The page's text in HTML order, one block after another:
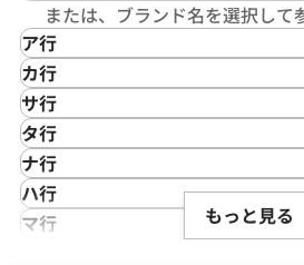
イデイト 40 228348RBR パ
ンド文字盤
格
点の参考買取価格です
ロレ
ラッ
参
または、ブランド名を選択して
ア行
IKEPOD
アイクポッド
IWC
アイダブリューシー
Azimuth
アジムース
ANONIMO
カ行
CASIO
カシオ
Cartier
カルティエ
Gaga Milano
ガガミラノ
サ行
Saint Laurent
サンローラン
Shellman
シェルマン
CITIZEN
タ行
TAG Heuer
タグ・ホイヤー
Daniel Roth
ナ行
NOMOS Glashütte
ノモス グラスヒュッテ
ハ行
Hamilton
マ行
もっと見る